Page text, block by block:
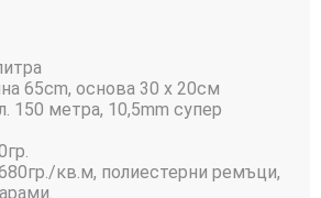
65сm, основа 30 х 20см
150 метра, 10,5mm супер
кв.м, полиестерни ремъци,